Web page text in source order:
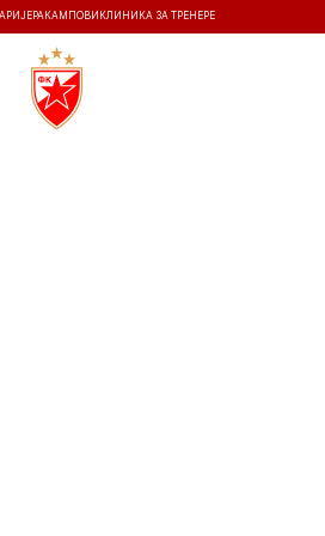
КАМПОВИ КЛИНИКА ЗА ТРЕНЕРЕ